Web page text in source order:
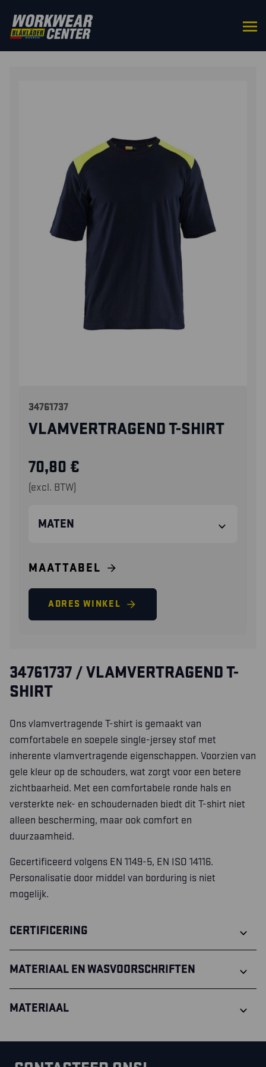
HOME/BOVENKLEDING
34761737
VLAMVERTRAGEND T-SHIRT
70,80 €
(excl. BTW)
MATEN
MAATTABEL
ADRES WINKEL
34761737 / VLAMVERTRAGEND T-
SHIRT
Ons vlamvertragende T-shirt is gemaakt van
comfortabele en soepele single-jersey stof met
inherente vlamvertragende eigenschappen. Voorzien van
gele kleur op de schouders, wat zorgt voor een betere
zichtbaarheid. Met een comfortabele ronde hals en
versterkte nek- en schoudernaden biedt dit T-shirt niet
alleen bescherming, maar ook comfort en
duurzaamheid.
Gecertificeerd volgens EN 1149-5, EN ISO 14116.
Personalisatie door middel van borduring is niet
mogelijk.
CERTIFICERING
MATERIAAL EN WASVOORSCHRIFTEN
MATERIAAL